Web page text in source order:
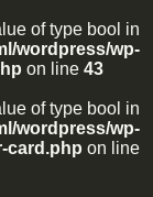
of type bool in
wordpress/wp-
on line 43
of type bool in
wordpress/wp-
card.php on line